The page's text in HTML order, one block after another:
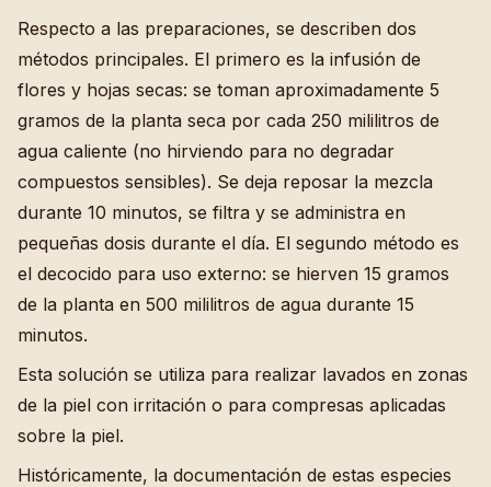
Respecto a las preparaciones, se describen dos
métodos principales. El primero es la infusión de
flores y hojas secas: se toman aproximadamente 5
gramos de la planta seca por cada 250 mililitros de
agua caliente (no hirviendo para no degradar
compuestos sensibles). Se deja reposar la mezcla
durante 10 minutos, se filtra y se administra en
pequeñas dosis durante el día. El segundo método es
el decocido para uso externo: se hierven 15 gramos
de la planta en 500 mililitros de agua durante 15
minutos.
Esta solución se utiliza para realizar lavados en zonas
de la piel con irritación o para compresas aplicadas
sobre la piel.
Históricamente, la documentación de estas especies